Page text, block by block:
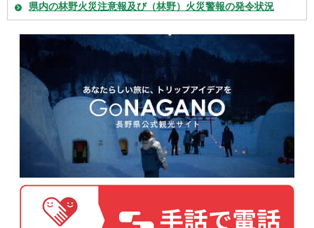
県内の林野火災注意報及び（林野）火災警報の発令状況